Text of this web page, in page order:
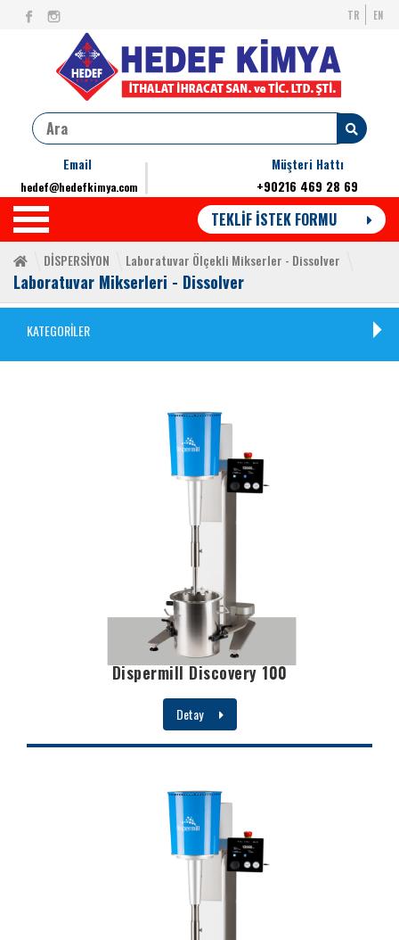
TR EN
Müşteri Hattı
+90216 469 28 69
Email
hedef@hedefkimya.com
TEKLİF İSTEK FORMU
DİSPERSİYON Laboratuvar Ölçekli Mikserler - Dissolver
Laboratuvar Mikserleri - Dissolver
KATEGORİLER
Dispermill Discovery 100
Detay